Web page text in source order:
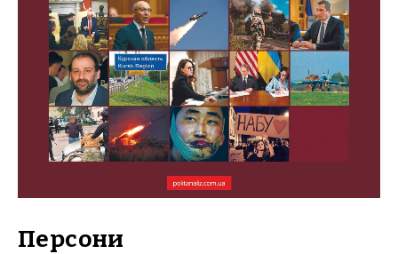
Персони